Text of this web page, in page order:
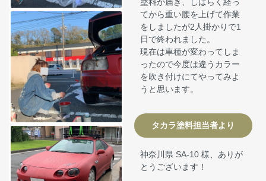
てから重い腰を上げて作業
をしましたが2人掛かりで1
日で終われました。
現在は車種が変わってしま
ったので今度は違うカラー
を吹き付けにてやってみよ
うと思います。
タカラ塗料担当者より
神奈川県 SA-10 様、ありが
とうございます！